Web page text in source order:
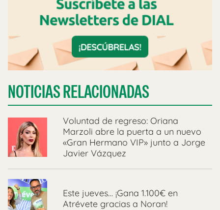
NOTICIAS RELACIONADAS
Voluntad de regreso: Oriana
Marzoli abre la puerta a un nuevo
«Gran Hermano VIP» junto a Jorge
Javier Vázquez
Este jueves… ¡Gana 1.100€ en
Atrévete gracias a Noran!